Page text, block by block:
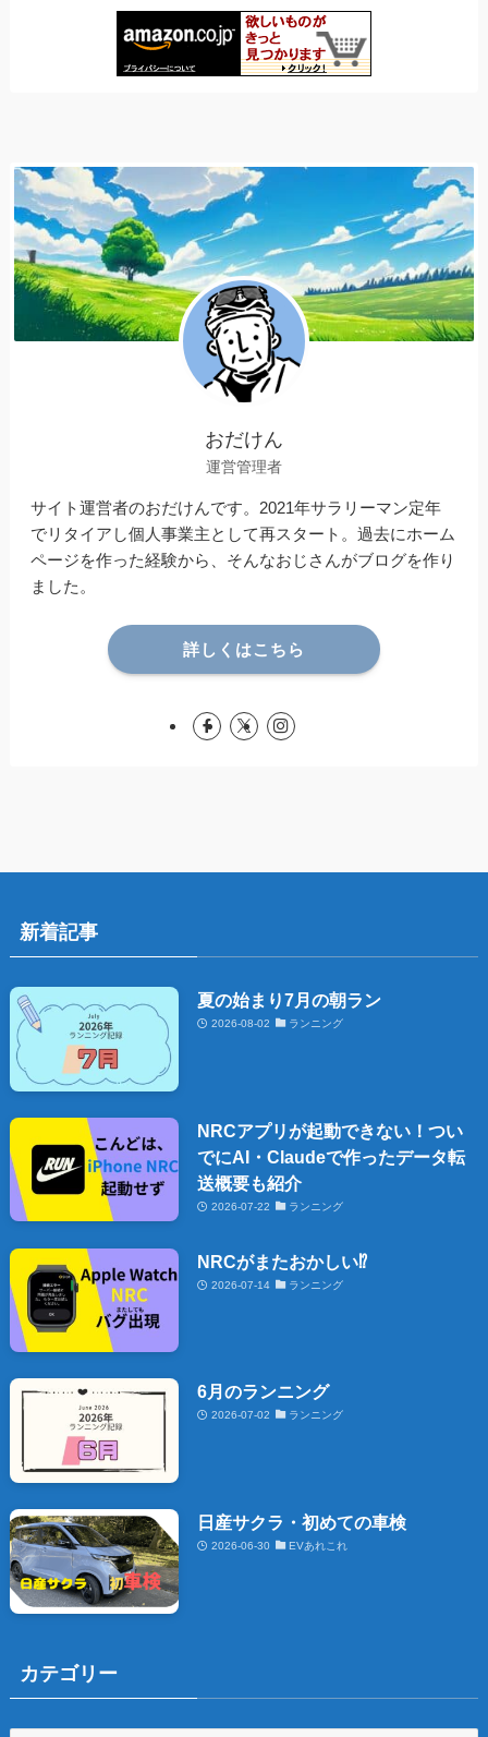
おだけん
運営管理者
サイト運営者のおだけんです。2021年サラリーマン定年
でリタイアし個人事業主として再スタート。過去にホーム
ページを作った経験から、そんなおじさんがブログを作り
ました。
詳しくはこちら
新着記事
夏の始まり7月の朝ラン
2026-08-02 ランニング
NRCアプリが起動できない！つい
でにAI・Claudeで作ったデータ転
送概要も紹介
2026-07-22 ランニング
NRCがまたおかしい⁉️
2026-07-14 ランニング
6月のランニング
2026-07-02 ランニング
日産サクラ・初めての車検
2026-06-30 EVあれこれ
カテゴリー